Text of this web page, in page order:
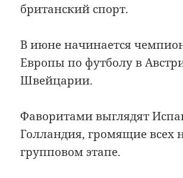
британский спорт.
В июне начинается
Европы по футболу в
Швейцарии.
Фаворитами выглядят
Голландия, громящие всех
групповом этапе.